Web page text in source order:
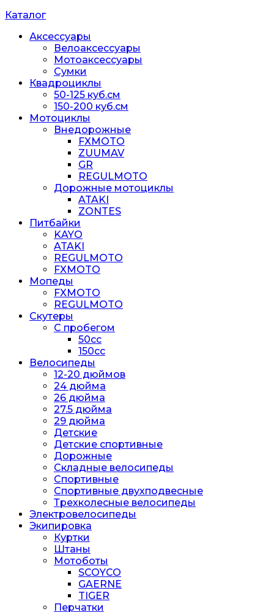
Каталог
Аксессуары
Велоаксессуары
Мотоаксессуары
Сумки
Квадроциклы
50-125 куб.см
150-200 куб.см
Мотоциклы
Внедорожные
FXMOTO
ZUUMAV
GR
REGULMOTO
Дорожные мотоциклы
ATAKI
ZONTES
Питбайки
KAYO
ATAKI
REGULMOTO
FXMOTO
Мопеды
FXMOTO
REGULMOTO
Скутеры
С пробегом
50cc
150cc
Велосипеды
12-20 дюймов
24 дюйма
26 дюйма
27.5 дюйма
29 дюйма
Детские
Детские спортивные
Дорожные
Складные велосипеды
Спортивные
Спортивные двухподвесные
Трехколесные велосипеды
Электровелосипеды
Экипировка
Куртки
Штаны
Мотоботы
SCOYCO
GAERNE
TIGER
Перчатки